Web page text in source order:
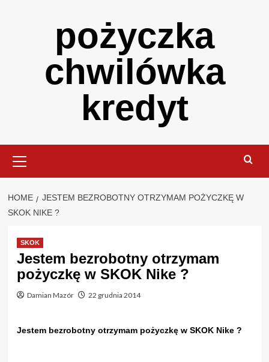
pożyczka
chwilówka
kredyt
Menu
HOME
JESTEM BEZROBOTNY OTRZYMAM POŻYCZKĘ W
SKOK NIKE ?
SKOK
Jestem bezrobotny otrzymam
pożyczkę w SKOK Nike ?
Damian Mazór 22 grudnia 2014
Jestem bezrobotny otrzymam pożyczkę w SKOK Nike ?